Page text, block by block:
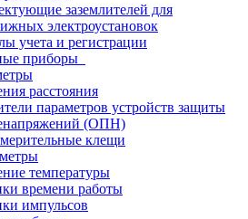
заземлителей для
электроустановок
учета и регистрации
приборы
расстояния
параметров устройств защиты
(ОПН)
клещи
температуры
времени работы
импульсов